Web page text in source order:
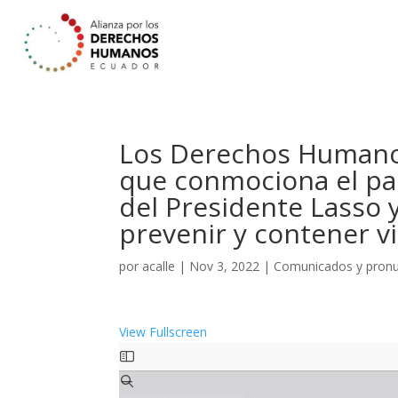
Los Derechos
que conmociona el
del Presidente
prevenir y contener
por acalle | Nov 3, 2022 | Comunicados y
View Fullscreen
Saltar
al
contenido